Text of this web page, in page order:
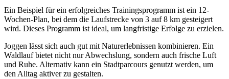
Ein Beispiel für ein erfolgreiches Trainingsprogramm ist ein 12-
Wochen-Plan, bei dem die Laufstrecke von 3 auf 8 km gesteigert
wird. Dieses Programm ist ideal, um langfristige Erfolge zu erzielen.
Joggen lässt sich auch gut mit Naturerlebnissen kombinieren. Ein
Waldlauf bietet nicht nur Abwechslung, sondern auch frische Luft
und Ruhe. Alternativ kann ein Stadtparcours genutzt werden, um
den Alltag aktiver zu gestalten.